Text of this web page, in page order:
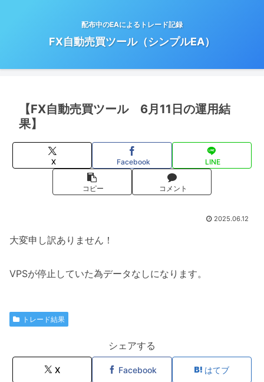
配布中のEAによるトレード記録
FX自動売買ツール（シンプルEA）
【FX自動売買ツール 6月11日の運用結
果】
X Facebook LINE
コピー コメント
2025.06.12
大変申し訳ありません！
VPSが停止していた為データなしになります。
トレード結果
シェアする
X Facebook はてブ